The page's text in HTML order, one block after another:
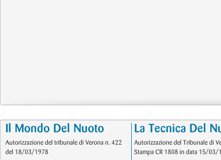
Il Mondo Del Nuoto
Autorizzazione del tribunale di Verona n. 422
del 18/03/1978
La Tecnica Del
Autorizzazione del Tribunale di
Stampa CR 1808 in data 15/03/